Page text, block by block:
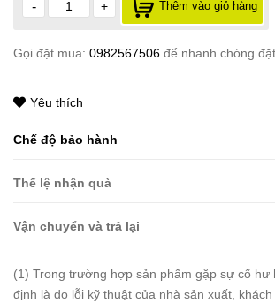
- + Thêm vào giỏ hàng
Gọi đặt mua: 0982567506 để nhanh chóng
Yêu thích
Chế độ bảo hành
Thể lệ nhận quà
Vận chuyển và trả lại
(1) Trong trường hợp sản phẩm gặp sự cố hư
định là do lỗi kỹ thuật của nhà sản xuất,